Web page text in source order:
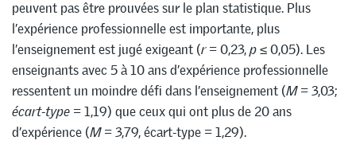
peuvent pas être prouvées sur le plan statistique. Plus
l’expérience professionnelle est importante, plus
l’enseignement est jugé exigeant (r= 0,23,p≤ 0,05). Les
enseignants avec 5 à 10 ans d’expérience professionnelle
ressentent un moindre défi dans l’enseignement (M= 3,03;
écart-type = 1,19) que ceux qui ont plus de 20 ans
d’expérience (M= 3,79, écart-type = 1,29).